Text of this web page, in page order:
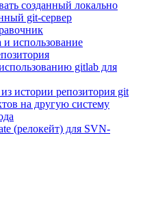
созданный локально
git-сервер
и использование
gitlab для
истории репозитория git
на другую систему
(релокейт) для SVN-